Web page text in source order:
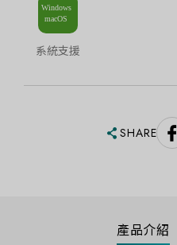
系統支援
SHARE
產品介紹